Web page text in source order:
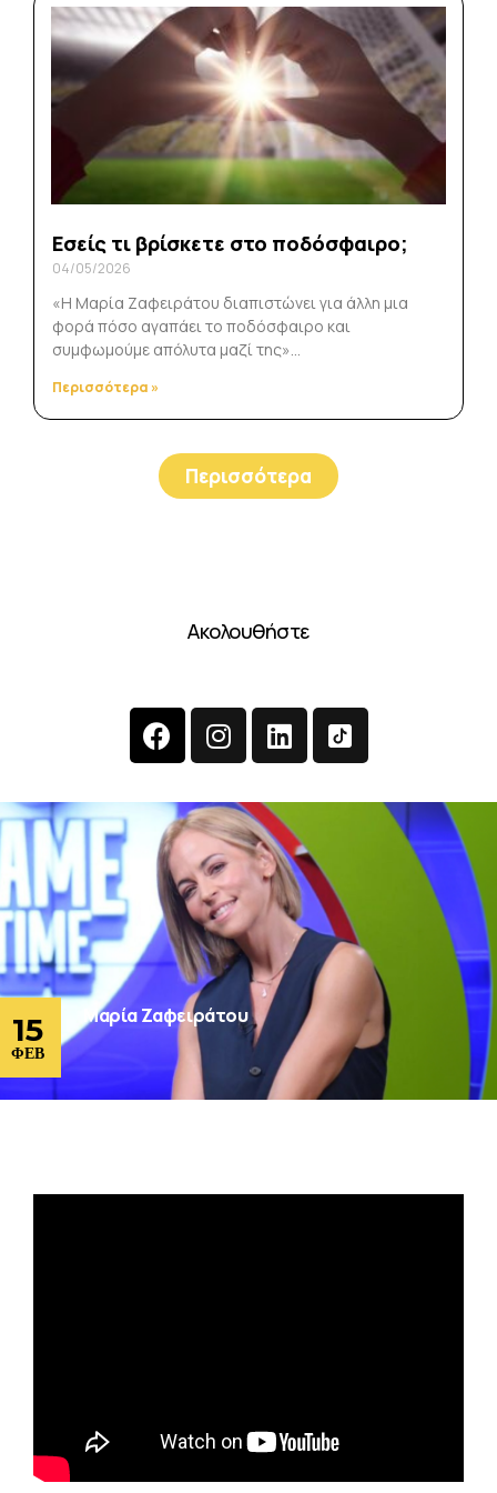
Εσείς τι βρίσκετε στο ποδόσφαιρο;
04/05/2026
«Η Μαρία Ζαφειράτου διαπιστώνει για άλλη μια
φορά πόσο αγαπάει το ποδόσφαιρο και
συμφωμούμε απόλυτα μαζί της»…
Περισσότερα »
Περισσότερα
Ακολουθήστε
15
ΦΕΒ
Μαρία Ζαφειράτου